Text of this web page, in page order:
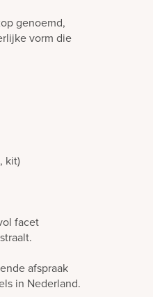
genoemd,
vorm die
kit)
facet
afspraak
in Nederland.